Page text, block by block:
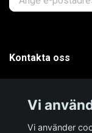
Kontakta oss
Kundservice
Vi
Vi använder